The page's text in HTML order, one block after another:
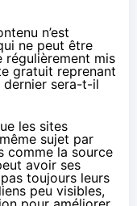
n’est
ne peut être
régulièrement mis
gratuit reprenant
sera-t-il
les sites
sujet par
comme la source
avoir ses
toujours leurs
peu visibles,